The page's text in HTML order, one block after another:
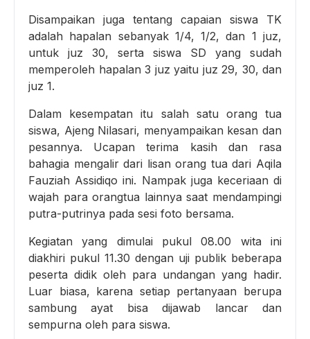
Disampaikan juga tentang capaian siswa TK
adalah hapalan sebanyak 1/4, 1/2, dan 1 juz,
untuk juz 30, serta siswa SD yang sudah
memperoleh hapalan 3 juz yaitu juz 29, 30, dan
juz 1.
Dalam kesempatan itu salah satu orang tua
siswa, Ajeng Nilasari, menyampaikan kesan dan
pesannya. Ucapan terima kasih dan rasa
bahagia mengalir dari lisan orang tua dari Aqila
Fauziah Assidiqo ini. Nampak juga keceriaan di
wajah para orangtua lainnya saat mendampingi
putra-putrinya pada sesi foto bersama.
Kegiatan yang dimulai pukul 08.00 wita ini
diakhiri pukul 11.30 dengan uji publik beberapa
peserta didik oleh para undangan yang hadir.
Luar biasa, karena setiap pertanyaan berupa
sambung ayat bisa dijawab lancar dan
sempurna oleh para siswa.